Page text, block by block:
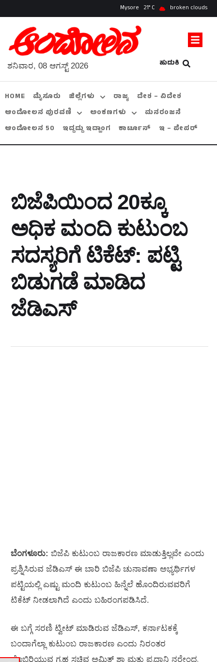
Mysore 21 broken clouds
ಹುಡುಕಿ
ಶನಿವಾರ, 08 ಆಗಸ್ಟ್ 2026
HOME ಮೈಸೂರು ಜಿಲ್ಲೆಗಳು ರಾಜ್ಯ
ದೇಶ – ವಿದೇಶ
ಆಂದೋಲನ ಪುರವಣಿ
ಅಂಕಣಗಳು
ಮನರಂಜನೆ
ಆಂದೋಲನ 50
ಇದ್ದದ್ದು ಇದ್ಹಾಂಗ ಕಾರ್ಟೂನ್ ಇ – ಪೇಪರ್
ಬಿಜೆಪಿಯಿಂದ 20ಕ್ಕೂ
ಅಧಿಕ ಮಂದಿ ಕುಟುಂಬ
ಸದಸ್ಯರಿಗೆ ಟಿಕೆಟ್‌: ಪಟ್ಟಿ
ಬಿಡುಗಡೆ ಮಾಡಿದ
ಜೆಡಿಎಸ್‌
ಬೆಂಗಳೂರು: ಬಿಜೆಪಿ ಕುಟುಂಬ ರಾಜಕಾರಣ ಮಾಡುತ್ತಿಲ್ಲವೇ ಎಂದು
ಪ್ರಶ್ನಿಸಿರುವ ಜೆಡಿಎಸ್‌ ಈ ಬಾರಿ ಬಿಜೆಪಿ ಚುನಾವಣಾ ಅಭ್ಯರ್ಥಿಗಳ
ಪಟ್ಟಿಯಲ್ಲಿ ಎಷ್ಟು ಮಂದಿ ಕುಟುಂಬ ಹಿನ್ನೆಲೆ ಹೊಂದಿರುವವರಿಗೆ
ಟಿಕೆಟ್‌ ನೀಡಲಾಗಿದೆ ಎಂದು ಬಹಿರಂಗಪಡಿಸಿದೆ.
ಈ ಬಗ್ಗೆ ಸರಣಿ ಟ್ವೀಟ್‌ ಮಾಡಿರುವ ಜೆಡಿಎಸ್‌, ಕರ್ನಾಟಕಕ್ಕೆ
ಬಂದಾಗೆಲ್ಲಾ ಕುಟುಂಬ ರಾಜಕಾರಣ ಎಂದು ನಿರಂತರ
ಬೊಬ್ಬಿರಿಯುವ ಗೃಹ ಸಚಿವ ಅಮಿತ್‌ ಶಾ ಮತ್ತು ಪ್ರಧಾನಿ ನರೇಂದ್ರ